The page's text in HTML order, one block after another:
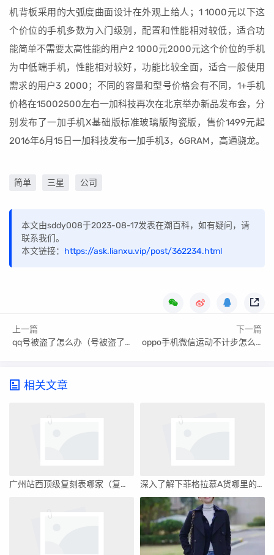
机背板采用的大弧度曲面设计在外观上给人；1 1000元以下这
个价位的手机多数为入门级别，配置和性能相对较低，适合功
能简单不需要太高性能的用户2 1000元2000元这个价位的手机
为中低端手机，性能相对较好，功能比较全面，适合一般使用
需求的用户3 2000；不同的容量和型号价格会有不同，1+手机
价格在15002500左右一加科技再次在北京举办新品发布会，分
别发布了一加手机X基础版标准玻璃版陶瓷版，售价1499元起
2016年6月15日一加科技发布一加手机3，6GRAM，高通骁龙。
简单 三星 公司
本文由sddy008于2023-08-17发表在潮百科，如有疑问，请
联系我们。
本文链接： https://ask.lianxu.vip/post/362234.html
上一篇
qq号被盗了怎么办（号被盗了怎么强制找回）
下一篇
oppo手机微信运动不计步怎么办 _微信运动不计步怎么办
相关文章
广州站西顶级复刻表哪家（复刻站西手表广州） 深入了解下菲格拉慕A货哪里的货最好,价格一般多少钱